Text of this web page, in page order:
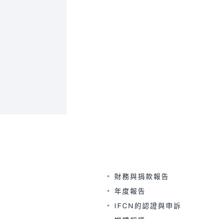
財務與捐款報告
年度報告
IFCN的認證與申訴